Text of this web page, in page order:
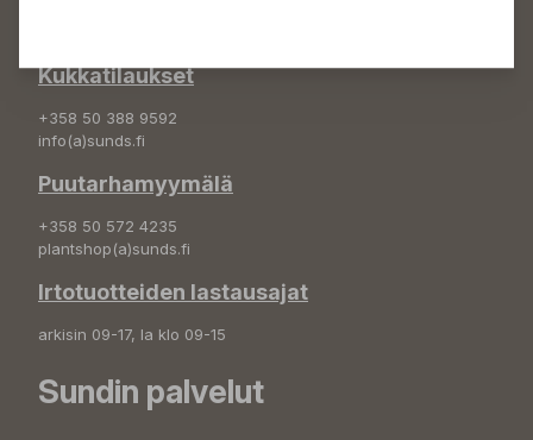
Kukkatilaukset
+358 50 388 9592
info(a)sunds.fi
Puutarhamyymälä
+358 50 572 4235
plantshop(a)sunds.fi
Irtotuotteiden lastausajat
arkisin 09-17, la klo 09-15
Sundin palvelut